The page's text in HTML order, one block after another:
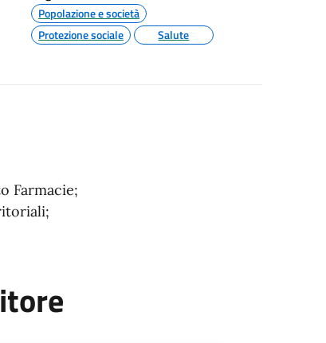
Popolazione e società
Protezione sociale
Salute
Farmacie;